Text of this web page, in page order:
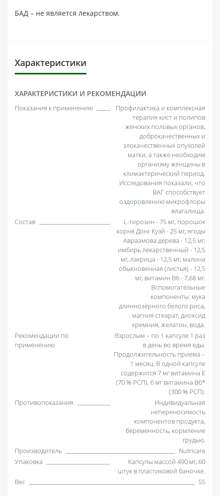
БАД – не является лекарством.
Характеристики
ХАРАКТЕРИСТИКИ И РЕКОМЕНДАЦИИ
Показания к применению
Профилактика и комплексная
терапия кист и полипов
женских половых органов,
доброкачественных и
злокачественных опухолей
матки, а также необходим
организму женщины в
климактерический период.
Исследования показали, что
ВАГ способствует
оздоровлению микрофлоры
влагалища.
Состав
L-тирозин - 75 мг, порошок
корня Донг Куэй - 25 мг, ягоды
Авраамова дерева - 12,5 мг,
имбирь лекарственный - 12,5
мг, лакрица - 12,5 мг, малина
обыкновенная (листья) - 12,5
мг, витамин В6 - 7,68 мг.
Вспомогательные
компоненты: мука
длиннозёрного белого риса,
магния стеарат, диоксид
кремния, желатин, вода.
Рекомендации по
применению
Взрослым – по 1 капсуле 1 раз
в день во время еды.
Продолжительность приема –
1 месяц. В одной капсуле
содержится 7 мг витамина Е
(70 % РСП), 6 мг витамина В6*
(300 % РСП).
Противопоказания
Индивидуальная
непереносимость
компонентов продукта,
беременность, кормление
грудью.
Производитель
Nutricare
Упаковка
Капсулы массой 490 мг, 60
штук в пластиковой баночке.
Вес
55